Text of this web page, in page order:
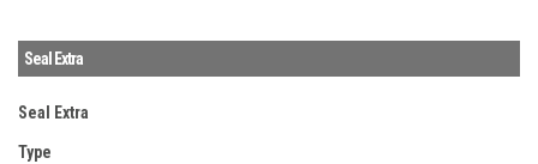
Seal Extra
Seal Extra
Type